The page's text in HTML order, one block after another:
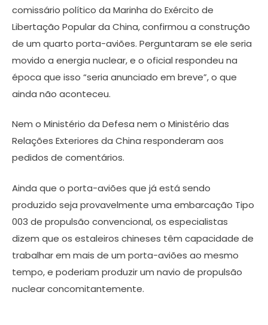
comissário político da Marinha do Exército de
Libertação Popular da China, confirmou a construção
de um quarto porta-aviões. Perguntaram se ele seria
movido a energia nuclear, e o oficial respondeu na
época que isso “seria anunciado em breve”, o que
ainda não aconteceu.
Nem o Ministério da Defesa nem o Ministério das
Relações Exteriores da China responderam aos
pedidos de comentários.
Ainda que o porta-aviões que já está sendo
produzido seja provavelmente uma embarcação Tipo
003 de propulsão convencional, os especialistas
dizem que os estaleiros chineses têm capacidade de
trabalhar em mais de um porta-aviões ao mesmo
tempo, e poderiam produzir um navio de propulsão
nuclear concomitantemente.